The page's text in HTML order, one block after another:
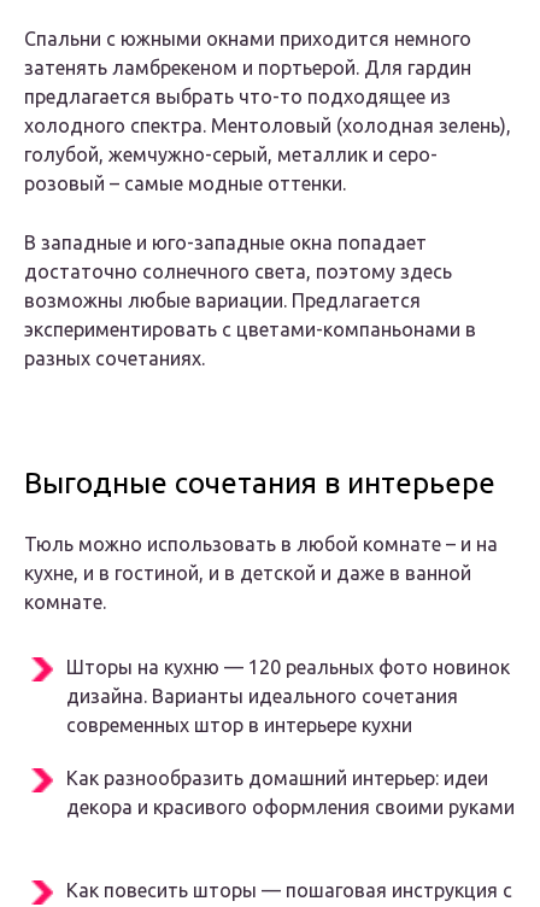
Спальни с южными окнами приходится немного
затенять ламбрекеном и портьерой. Для гардин
предлагается выбрать что-то подходящее из
холодного спектра. Ментоловый (холодная зелень),
голубой, жемчужно-серый, металлик и серо-
розовый – самые модные оттенки.
В западные и юго-западные окна попадает
достаточно солнечного света, поэтому здесь
возможны любые вариации. Предлагается
экспериментировать с цветами-компаньонами в
разных сочетаниях.
Выгодные сочетания в интерьере
Тюль можно использовать в любой комнате – и на
кухне, и в гостиной, и в детской и даже в ванной
комнате.
Шторы на кухню — 120 реальных фото новинок
дизайна. Варианты идеального сочетания
современных штор в интерьере кухни
Как разнообразить домашний интерьер: идеи
декора и красивого оформления своими руками
Как повесить шторы — пошаговая инструкция с